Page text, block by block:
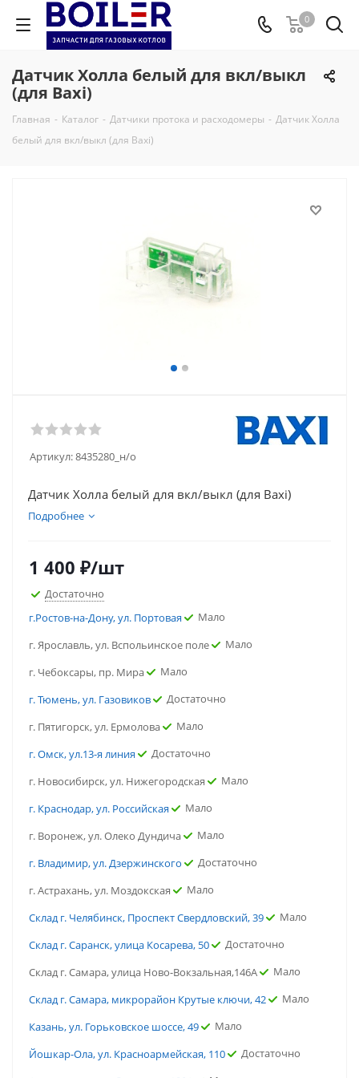
0
Датчик Холла белый для вкл/выкл
(для Baxi)
Главная - Каталог - Датчики протока и расходомеры - Датчик Холла
белый для вкл/выкл (для Baxi)
Артикул:8435280_н/о
Датчик Холла белый для вкл/выкл (для Baxi)
Подробнее
1 400 ₽/шт
Достаточно
г.Ростов-на-Дону, ул. Портовая
Мало
г. Ярославль, ул. Вспольинское поле
Мало
г. Чебоксары, пр. Мира
Мало
г. Тюмень, ул. Газовиков
Достаточно
г. Пятигорск, ул. Ермолова
Мало
г. Омск, ул.13-я линия
Достаточно
г. Новосибирск, ул. Нижегородская
Мало
г. Краснодар, ул. Российская
Мало
г. Воронеж, ул. Олеко Дундича
Мало
г. Владимир, ул. Дзержинского
Достаточно
г. Астрахань, ул. Моздокская
Мало
Склад г. Челябинск, Проспект Свердловский, 39
Мало
Склад г. Саранск, улица Косарева, 50
Достаточно
Склад г. Самара, улица Ново-Вокзальная,146А
Мало
Склад г. Самара, микрорайон Крутые ключи, 42
Мало
Казань, ул. Горьковское шоссе, 49
Мало
Йошкар-Ола, ул. Красноармейская, 110
Достаточно